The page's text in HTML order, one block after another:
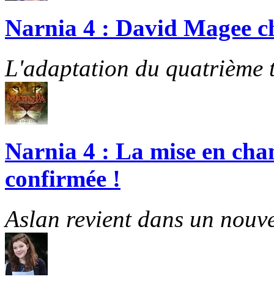
Narnia 4 : David Magee
L'adaptation du quatrième
Narnia 4 : La mise en
confirmée !
Aslan revient dans un